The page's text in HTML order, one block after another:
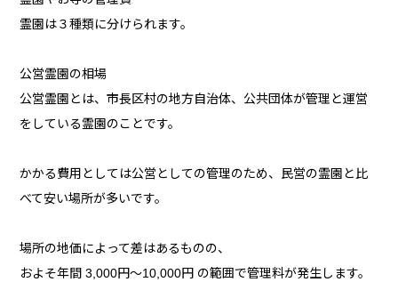
霊園は３種類に分けられます。
公営霊園の相場
公営霊園とは、市長区村の地方自治体、公共団体が管理と運営
をしている霊園のことです。
かかる費用としては公営としての管理のため、民営の霊園と比
べて安い場所が多いです。
場所の地価によって差はあるものの、
およそ年間 3,000円～10,000円 の範囲で管理料が発生します。